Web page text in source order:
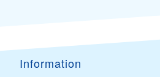
Information